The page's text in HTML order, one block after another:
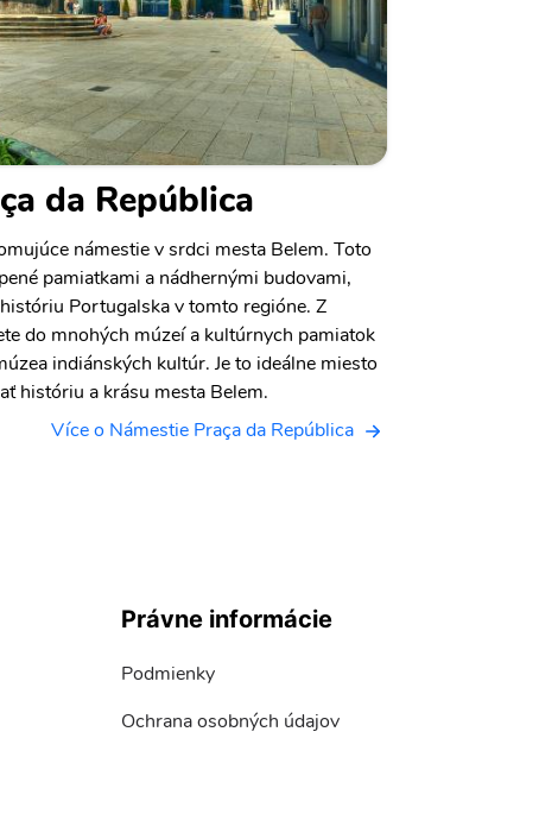
da República
námestie v srdci mesta Belem. Toto
pamiatkami a nádhernými budovami,
Portugalska v tomto regióne. Z
do mnohých múzeí a kultúrnych pamiatok
indiánských kultúr. Je to ideálne miesto
históriu a krásu mesta Belem.
Více o Námestie Praça da República
Právne informácie
Podmienky
Ochrana osobných údajov